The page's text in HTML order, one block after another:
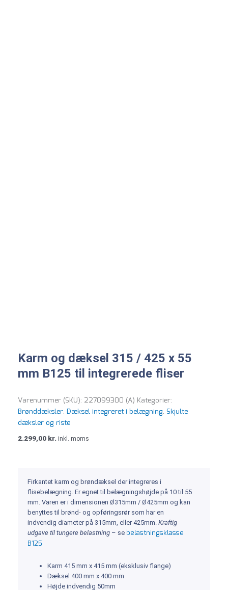
Karm og dæksel 315 / 425 x 55
mm B125 til integrerede fliser
Varenummer (SKU): 227099300 (A) Kategorier:
Brønddæksler, Dæksel integreret i belægning​, Skjulte
dæksler og riste
2.299,00 kr. inkl. moms
Firkantet karm og brøndæksel der integreres i
flisebelægning. Er egnet til belægningshøjde på 10 til 55
mm. Varen er i dimensionen Ø315mm / Ø425mm og kan
benyttes til brønd- og opføringsrør som har en
indvendig diameter på 315mm, eller 425mm. Kraftig
udgave til tungere belastning – se belastningsklasse
B125
Karm 415 mm x 415 mm (eksklusiv flange)
Dæksel 400 mm x 400 mm
Højde indvendig 50mm